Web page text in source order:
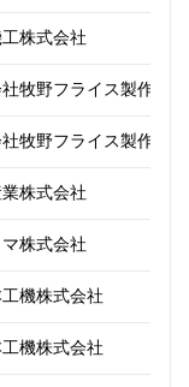
株式会社
牧野フライス製作所
牧野フライス製作所
株式会社
株式会社
機株式会社
機株式会社